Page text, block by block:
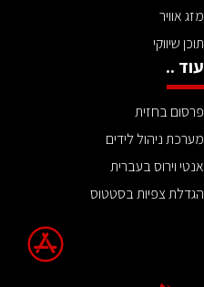
מזג אוויר
תוכן שיווקי
עוד ..
פרסום בחזית
מערכת ניהול לידים
אנטי וירוס בעברית
הגדלת צפיות בסטטוס